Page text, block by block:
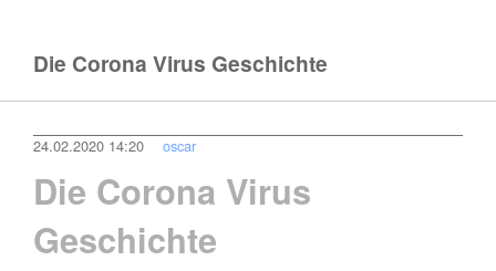
Die Corona Virus Geschichte
24.02.2020 14:20 oscar
Die Corona Virus
Geschichte